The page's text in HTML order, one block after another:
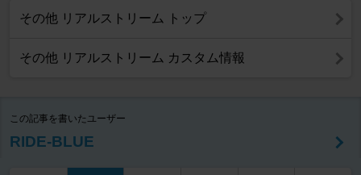
その他 リアルストリーム トップ
その他 リアルストリーム カスタム情報
この記事を書いたユーザー
RIDE-BLUE